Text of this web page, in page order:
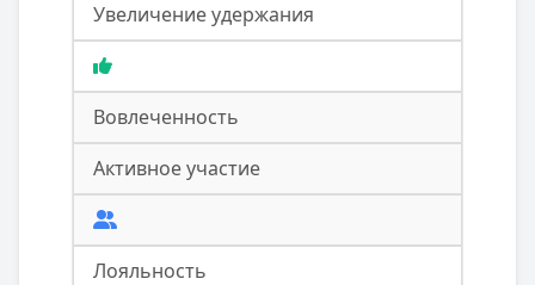
Увеличение удержания
Вовлеченность
Активное участие
Лояльность